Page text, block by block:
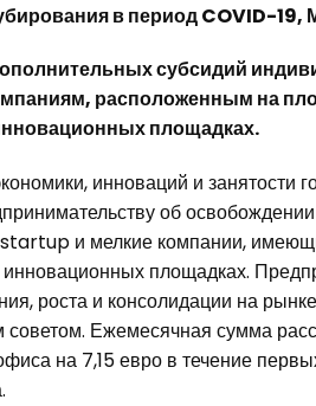
в период COVID-19,
субсидий
расположенным на
площадках.
инноваций и занятости
об
и мелкие компании,
площадках.
роста и консолидации на
Ежемесячная сумма
на 7,15 евро в течение